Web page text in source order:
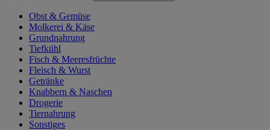
Obst & Gemüse
Molkerei & Käse
Grundnahrung
Tiefkühl
Fisch & Meeresfrüchte
Fleisch & Wurst
Getränke
Knabbern & Naschen
Drogerie
Tiernahrung
Sonstiges